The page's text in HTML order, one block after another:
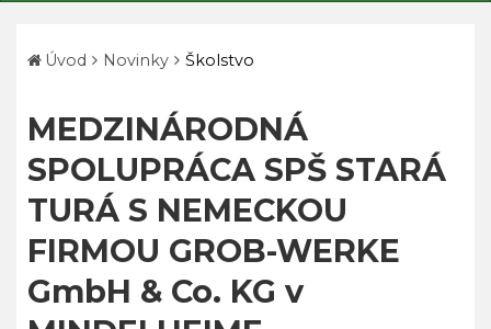
Úvod Novinky Školstvo
MEDZINÁRODNÁ
SPOLUPRÁCA SPŠ STARÁ
TURÁ S NEMECKOU
FIRMOU GROB-WERKE
GmbH & Co. KG v